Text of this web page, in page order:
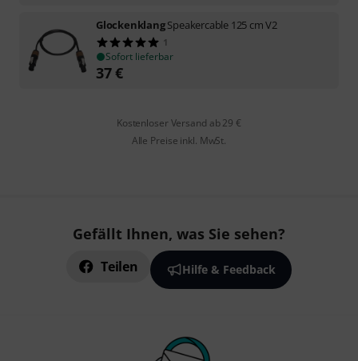
GlockenklangSpeakercable 125 cm V2
1
Sofort lieferbar
37€
Kostenloser Versand ab 29 €
Alle Preise inkl. MwSt.
Gefällt Ihnen, was Sie sehen?
Teilen Hilfe & Feedback